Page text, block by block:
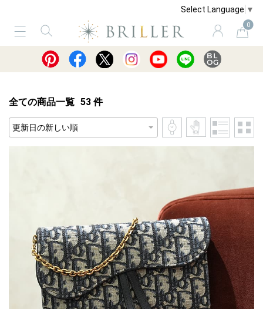
Select Language ▼
0
サービス ショッピングガイド 買取
全ての商品一覧 53 件